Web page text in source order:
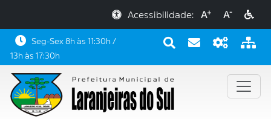
Acessibilidade: A+ A-
Seg-Sex 8h às 11:30h /
13h às 17:30h